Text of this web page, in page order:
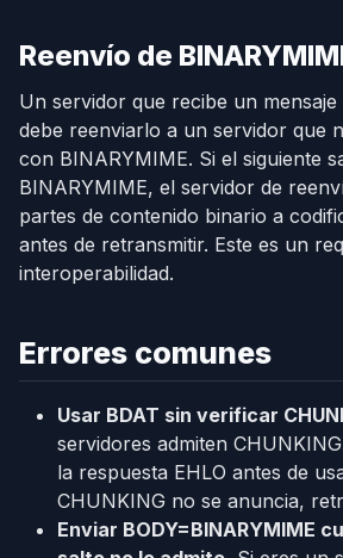
Reenvío de
Un servidor que recibe un
debe reenviarlo a un servidor que
con BINARYMIME. Si el siguiente
BINARYMIME, el servidor de
partes de contenido binario a
antes de retransmitir. Este es un
interoperabilidad.
Errores comunes
Usar BDAT sin verificar
servidores admiten
la respuesta EHLO antes de
CHUNKING no se anuncia,
Enviar BODY=BINARYMIME